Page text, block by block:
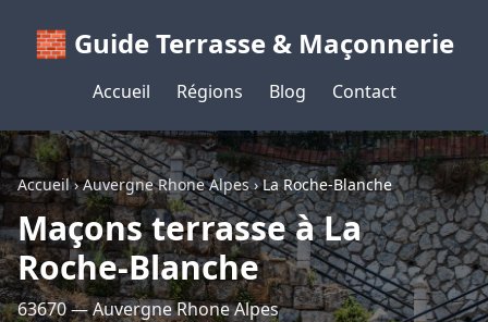
🧱 Guide Terrasse & Maçonnerie
Accueil Régions Blog Contact
Accueil›Auvergne Rhone Alpes›La Roche-Blanche
Maçons terrasse à La
Roche-Blanche
63670 — Auvergne Rhone Alpes